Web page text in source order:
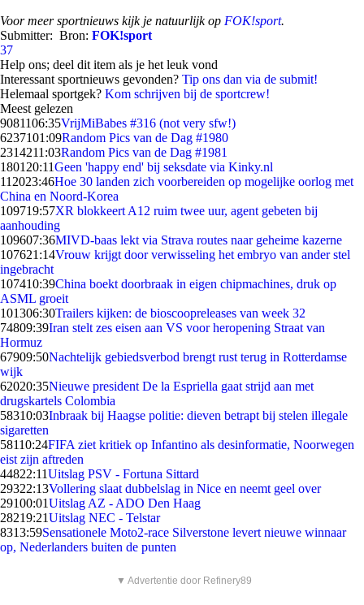
Voor meer sportnieuws kijk je natuurlijk op FOK!sport.
Submitter: Bron: FOK!sport
37
Help ons; deel dit item als je het leuk vond
Interessant sportnieuws gevonden? Tip ons dan via de submit!
Helemaal sportgek? Kom schrijven bij de sportcrew!
Meest gelezen
9081106:35VrijMiBabes #316 (not very sfw!)
6237101:09Random Pics van de Dag #1980
2314211:03Random Pics van de Dag #1981
1801 20:11Geen 'happy end' bij seksdate via Kinky.nl
112023:46Hoe 30 landen zich voorbereiden op mogelijke oorlog met
China en Noord-Korea
109719:57XR blokkeert A12 ruim twee uur, agent gebeten bij
aanhouding
109607:36MIVD-baas lekt via Strava routes naar geheime kazerne
107621:14Vrouw krijgt door verwisseling het embryo van ander stel
ingebracht
107410:39China boekt doorbraak in eigen chipmachines, druk op
ASML groeit
101306:30Trailers kijken: de bioscoopreleases van week 32
74809:39Iran stelt zes eisen aan VS voor heropening Straat van
Hormuz
67909:50Nachtelijk gebiedsverbod brengt rust terug in Rotterdamse
wijk
62020:35Nieuwe president De la Espriella gaat strijd aan met
drugskartels Colombia
58310:03Inbraak bij Haagse politie: dieven betrapt bij stelen illegale
sigaretten
58110:24FIFA ziet kritiek op Infantino als desinformatie, Noorwegen
eist zijn aftreden
44822:11Uitslag PSV - Fortuna Sittard
29322:13Vollering slaat dubbelslag in Nice en neemt geel over
29100:01Uitslag AZ - ADO Den Haag
28219:21Uitslag NEC - Telstar
8313:59Sensationele Moto2-race Silverstone levert nieuwe winnaar
op, Nederlanders buiten de punten
▼ Advertentie door Refinery89